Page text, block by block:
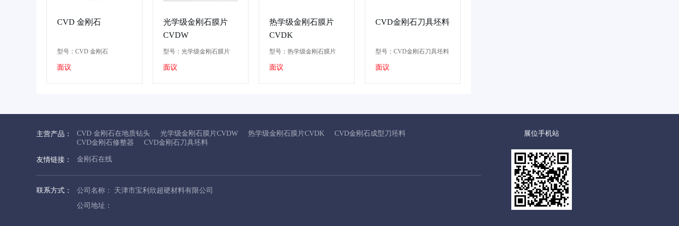
CVD 金刚石
型号：CVD 金刚石
面议
光学级金刚石膜片
CVDW
型号：光学级金刚石膜片
CVDW
面议
热学级金刚石膜片
CVDK
型号：热学级金刚石膜片
CVDK
面议
CVD金刚石刀具坯料
型号：CVD金刚石刀具坯料
CVDCT
面议
主营产品： CVD 金刚石在地质钻头 光学级金刚石膜片CVDW 热学级金刚石膜片CVDK
CVD金刚石成型刀坯料
CVD金刚石修整器
CVD金刚石刀具坯料
友情链接： 金刚石在线
联系方式：
公司名称： 天津市宝利欣超硬材料有限公司
公司地址：
展位手机站